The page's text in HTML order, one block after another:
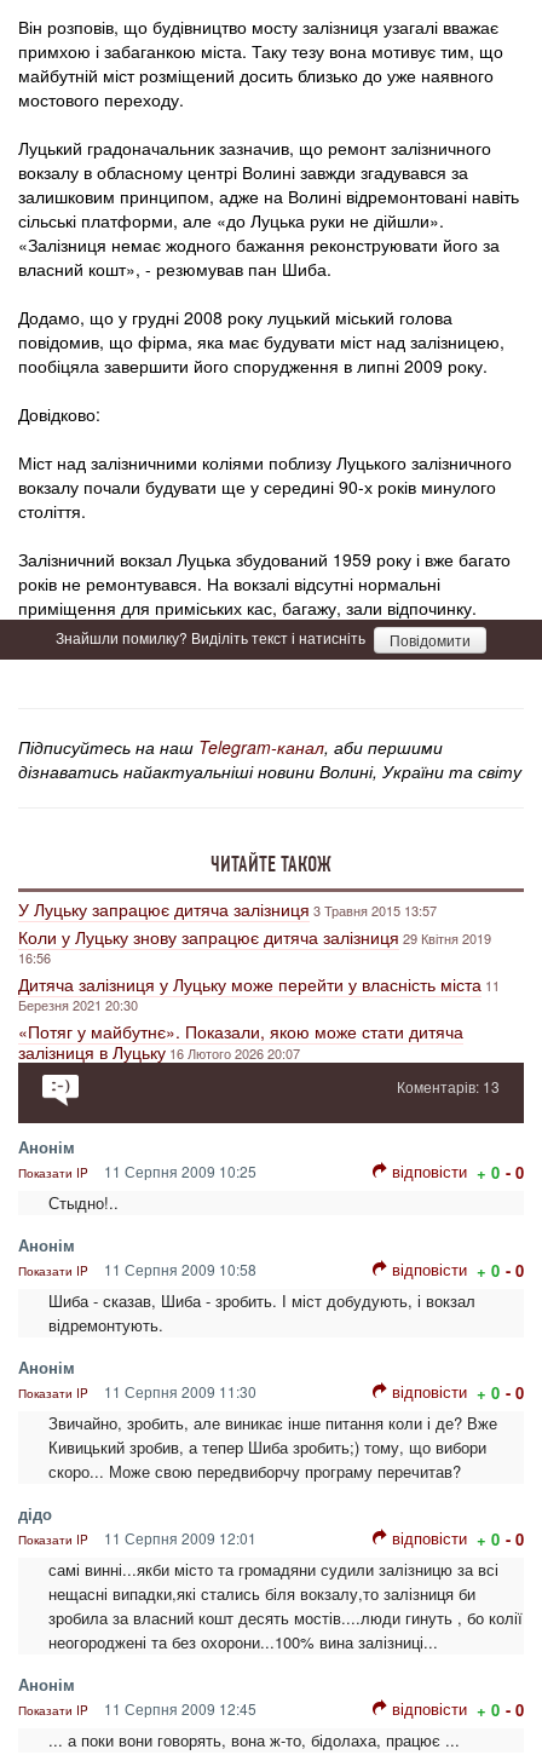
Він розповів, що будівництво мосту залізниця узагалі вважає
примхою і забаганкою міста. Таку тезу вона мотивує тим, що
майбутній міст розміщений досить близько до уже наявного
мостового переходу.
Луцький градоначальник зазначив, що ремонт залізничного
вокзалу в обласному центрі Волині завжди згадувався за
залишковим принципом, адже на Волині відремонтовані навіть
сільські платформи, але «до Луцька руки не дійшли».
«Залізниця немає жодного бажання реконструювати його за
власний кошт», - резюмував пан Шиба.
Додамо, що у грудні 2008 року луцький міський голова
повідомив, що фірма, яка має будувати міст над залізницею,
пообіцяла завершити його спорудження в липні 2009 року.
Довідково:
Міст над залізничними коліями поблизу Луцького залізничного
вокзалу почали будувати ще у середині 90-х років минулого
століття.
Залізничний вокзал Луцька збудований 1959 року і вже багато
років не ремонтувався. На вокзалі відсутні нормальні
приміщення для приміських кас, багажу, зали відпочинку.
Знайшли помилку? Виділіть текст і натисніть Повідомити
Підписуйтесь на наш Telegram-канал, аби першими
дізнаватись найактуальніші новини Волині, України та світу
ЧИТАЙТЕ ТАКОЖ
У Луцьку запрацює дитяча залізниця 3 Травня 2015 13:57
Коли у Луцьку знову запрацює дитяча залізниця 29 Квітня 2019
16:56
Дитяча залізниця у Луцьку може перейти у власність міста 11
Березня 2021 20:30
«Потяг у майбутнє». Показали, якою може стати дитяча
залізниця в Луцьку 16 Лютого 2026 20:07
Коментарів: 13
Анонім
Показати IP 11 Серпня 2009 10:25 відповісти + 0 - 0
Стыдно!..
Анонім
Показати IP 11 Серпня 2009 10:58 відповісти + 0 - 0
Шиба - сказав, Шиба - зробить. І міст добудують, і вокзал
відремонтують.
Анонім
Показати IP 11 Серпня 2009 11:30 відповісти + 0 - 0
Звичайно, зробить, але виникає інше питання коли і де? Вже
Кивицький зробив, а тепер Шиба зробить;) тому, що вибори
скоро... Може свою передвиборчу програму перечитав?
дідо
Показати IP 11 Серпня 2009 12:01 відповісти + 0 - 0
самі винні...якби місто та громадяни судили залізницю за всі
нещасні випадки,які стались біля вокзалу,то залізниця би
зробила за власний кошт десять мостів....люди гинуть , бо колії
неогороджені та без охорони...100% вина залізниці...
Анонім
Показати IP 11 Серпня 2009 12:45 відповісти + 0 - 0
... а поки вони говорять, вона ж-то, бідолаха, працює ...